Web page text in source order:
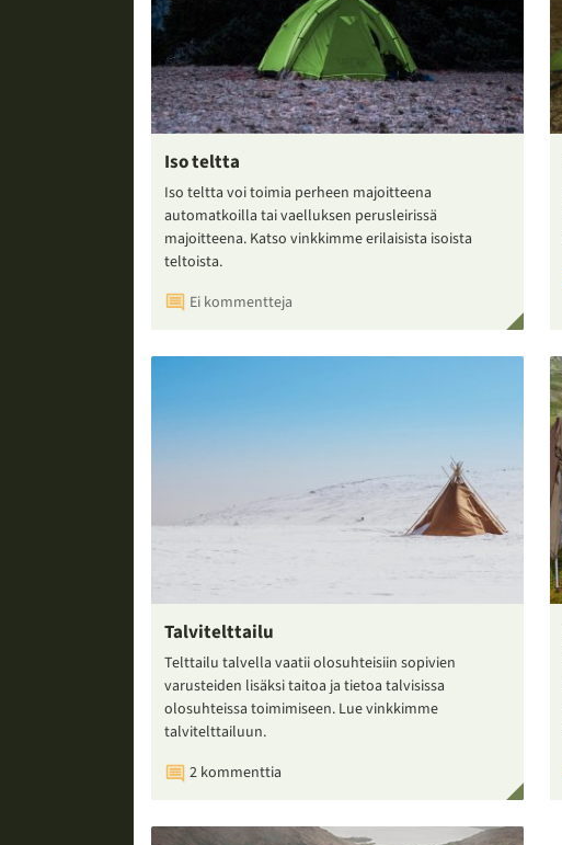
Iso teltta
Iso teltta voi toimia perheen majoitteena
automatkoilla tai vaelluksen perusleirissä
majoitteena. Katso vinkkimme erilaisista isoista
teltoista.
Ei kommentteja
Talvitelttailu
Telttailu talvella vaatii olosuhteisiin sopivien
varusteiden lisäksi taitoa ja tietoa talvisissa
olosuhteissa toimimiseen. Lue vinkkimme
talvitelttailuun.
2 kommenttia